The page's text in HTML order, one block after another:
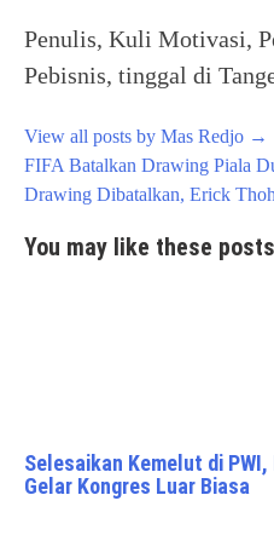
Penulis, Kuli Motivasi,
Pebisnis, tinggal di
View all posts by Mas Redjo →
Post
navigation
FIFA Batalkan Drawing Piala
Drawing Dibatalkan, Erick
You may like these posts
Selesaikan Kemelut di
Gelar Kongres Luar Biasa